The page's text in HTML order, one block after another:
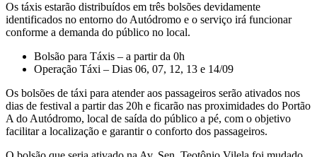
Os táxis estarão distribuídos em três bolsões devidamente
identificados no entorno do Autódromo e o serviço irá funcionar
conforme a demanda do público no local.
Bolsão para Táxis – a partir da 0h
Operação Táxi – Dias 06, 07, 12, 13 e 14/09
Os bolsões de táxi para atender aos passageiros serão ativados nos
dias de festival a partir das 20h e ficarão nas proximidades do Portão
A do Autódromo, local de saída do público a pé, com o objetivo
facilitar a localização e garantir o conforto dos passageiros.